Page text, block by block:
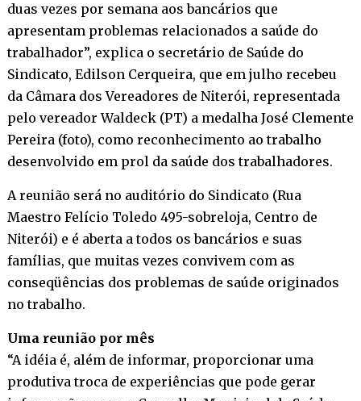
duas vezes por semana aos bancários que
apresentam problemas relacionados a saúde do
trabalhador”, explica o secretário de Saúde do
Sindicato, Edilson Cerqueira, que em julho recebeu
da Câmara dos Vereadores de Niterói, representada
pelo vereador Waldeck (PT) a medalha José Clemente
Pereira (foto), como reconhecimento ao trabalho
desenvolvido em prol da saúde dos trabalhadores.
A reunião será no auditório do Sindicato (Rua
Maestro Felício Toledo 495-sobreloja, Centro de
Niterói) e é aberta a todos os bancários e suas
famílias, que muitas vezes convivem com as
conseqüências dos problemas de saúde originados
no trabalho.
Uma reunião por mês
“A idéia é, além de informar, proporcionar uma
produtiva troca de experiências que pode gerar